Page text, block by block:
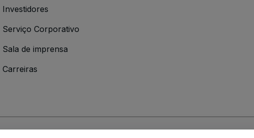
Investidores
Serviço Corporativo
Sala de imprensa
Carreiras